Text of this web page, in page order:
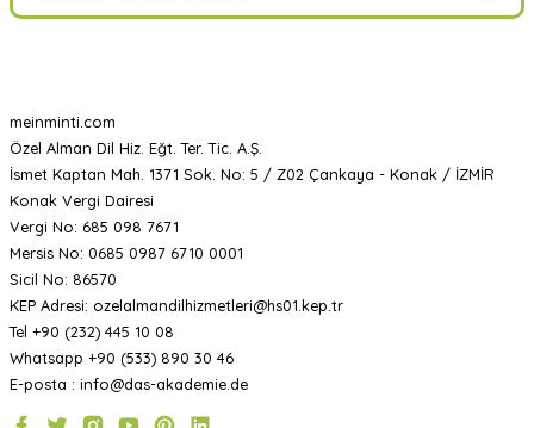
meinminti.com
Özel Alman Dil Hiz. Eğt. Ter. Tic. A.Ş.
İsmet Kaptan Mah. 1371 Sok. No: 5 / Z02 Çankaya - Konak / İZMİR
Konak Vergi Dairesi
Vergi No: 685 098 7671
Mersis No: 0685 0987 6710 0001
Sicil No: 86570
KEP Adresi: ozelalmandilhizmetleri@hs01.kep.tr
Tel +90 (232) 445 10 08
Whatsapp +90 (533) 890 30 46
E-posta : info@das-akademie.de